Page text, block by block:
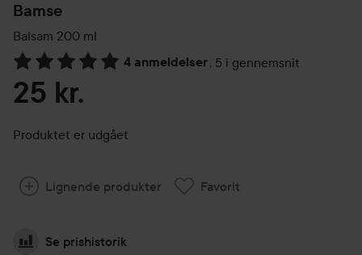
Bamse
Balsam 200 ml
4 anmeldelser, 5 i gennemsnit
Gå til Anmeldelser & kommentarer
25 kr.
Produktet er udgået
Lignende produkter Favorit
Se prishistorik